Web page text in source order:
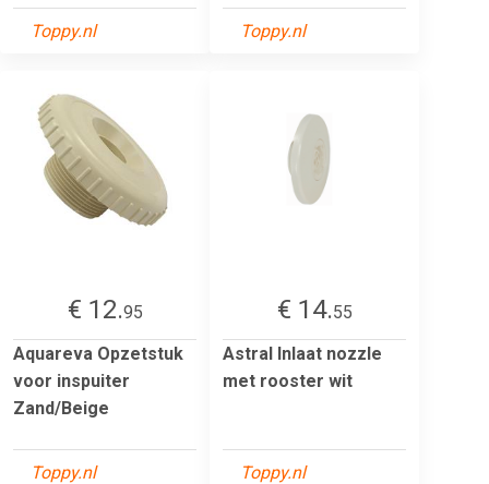
Toppy.nl Toppy.nl
€ 12.95
Aquareva Opzetstuk
voor inspuiter
Zand/Beige
Toppy.nl
€ 14.55
Astral Inlaat nozzle
met rooster wit
Toppy.nl